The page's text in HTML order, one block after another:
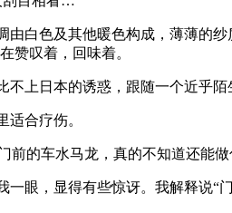
白色及其他暖色构成，薄薄的
赞叹着，回味着。
上日本的诱惑，跟随一个近乎
合疗伤。
的车水马龙，真的不知道还能做
眼，显得有些惊讶。我解释说“